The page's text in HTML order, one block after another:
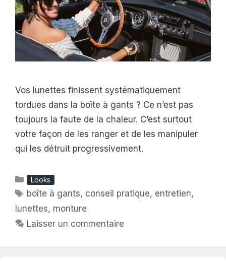
Vos lunettes finissent systématiquement
tordues dans la boîte à gants ? Ce n’est pas
toujours la faute de la chaleur. C’est surtout
votre façon de les ranger et de les manipuler
qui les détruit progressivement.
Catégories
Looks
Étiquettes
boîte à gants, conseil pratique, entretien,
lunettes, monture
Laisser un commentaire